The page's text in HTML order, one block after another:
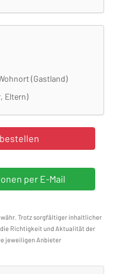
(Gastland)
Eltern)
Trotz sorgfältiger inhaltlicher
Richtigkeit und Aktualität der
jeweiligen Anbieter